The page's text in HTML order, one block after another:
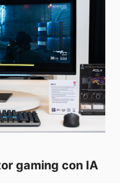
gaming con IA